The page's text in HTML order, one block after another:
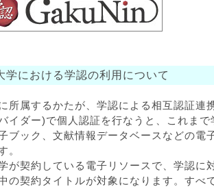
学における学認の利用について
所属するかたが、学認による相互認証連
イダー)で個人認証を行なうと、これま
ブック、文献情報データベースなどの電
。
が契約している電子リソースで、学認に
の契約タイトルが対象になります。すべ